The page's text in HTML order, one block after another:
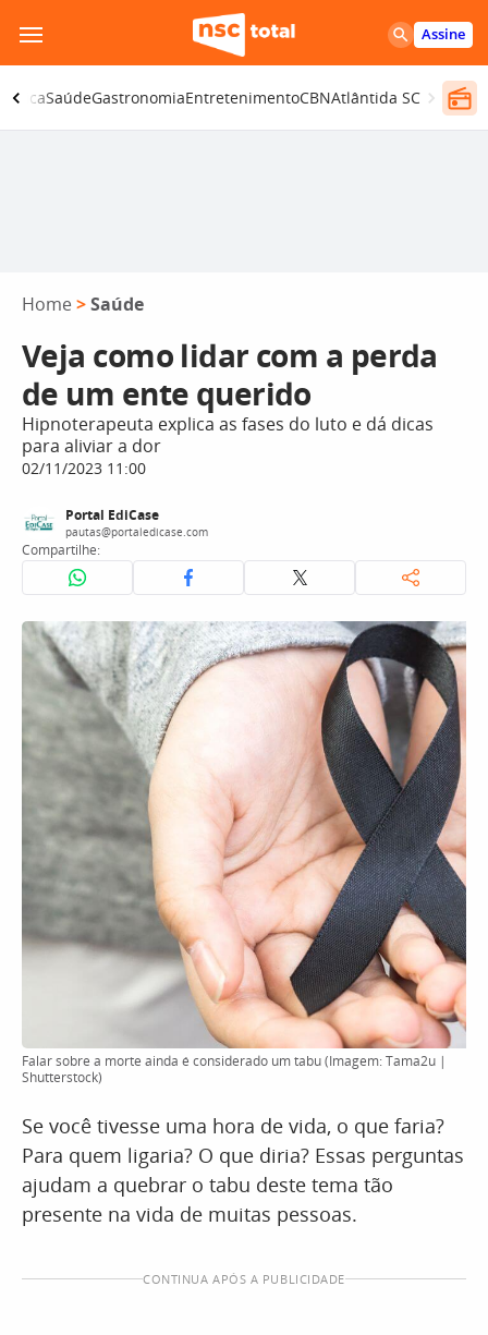
para
o
conteúdo
Assine
SaúdeGastronomiaEntretenimentoCBNAtlântida SC
Home >Saúde
Veja como lidar com a perda
de um ente querido
Hipnoterapeuta explica as fases do luto e dá dicas
para aliviar a dor
02/11/2023 11:00
Portal EdiCase
pautas@portaledicase.com
Compartilhe:
Falar sobre a morte ainda é considerado um tabu (Imagem: Tama2u |
Shutterstock)
Se você tivesse uma hora de vida, o que faria?
Para quem ligaria? O que diria? Essas perguntas
ajudam a quebrar o tabu deste tema tão
presente na vida de muitas pessoas.
CONTINUA APÓS A PUBLICIDADE